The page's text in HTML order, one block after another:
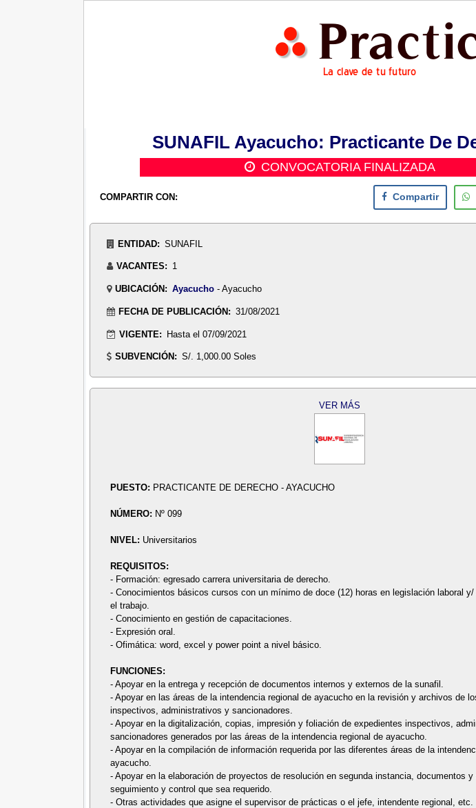
SUNAFIL Ayacucho: Practicante De
CONVOCATORIA FINALIZADA
COMPARTIR CON: Compartir
ENTIDAD: SUNAFIL
VACANTES: 1
UBICACIÓN: Ayacucho- Ayacucho
FECHA DE PUBLICACIÓN: 31/08/2021
VIGENTE: Hasta el 07/09/2021
SUBVENCIÓN: S/. 1,000.00 Soles
VER MÁS
PUESTO: PRACTICANTE DE DERECHO - AYACUCHO
NÚMERO: Nº 099
NIVEL: Universitarios
REQUISITOS:
- Formación: egresado carrera universitaria de derecho.
- Conocimientos básicos cursos con un mínimo de doce (12) horas en legislación laboral
el trabajo.
- Conocimiento en gestión de capacitaciones.
- Expresión oral.
- Ofimática: word, excel y power point a nivel básico.
FUNCIONES:
- Apoyar en la entrega y recepción de documentos internos y externos de la sunafil.
- Apoyar en las áreas de la intendencia regional de ayacucho en la revisión y archivos de
inspectivos, administrativos y sancionadores.
- Apoyar en la digitalización, copias, impresión y foliación de expedientes inspectivos,
sancionadores generados por las áreas de la intendencia regional de ayacucho.
- Apoyar en la compilación de información requerida por las diferentes áreas de la
ayacucho.
- Apoyar en la elaboración de proyectos de resolución en segunda instancia, documentos y
seguimiento y control que sea requerido.
- Otras actividades que asigne el supervisor de prácticas o el jefe, intendente regional, etc.